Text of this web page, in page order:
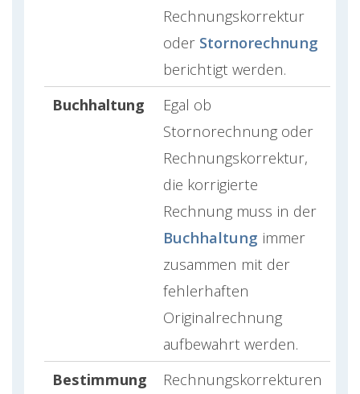
Rechnungskorrektur
oder Stornorechnung
berichtigt werden.
Buchhaltung
Egal ob
Stornorechnung oder
Rechnungskorrektur,
die korrigierte
Rechnung muss in der
Buchhaltung immer
zusammen mit der
fehlerhaften
Originalrechnung
aufbewahrt werden.
Bestimmung
Rechnungskorrekturen